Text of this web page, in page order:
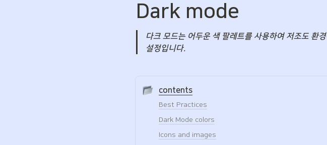
Dark mode
다크 모드는 어두운 색 팔레트를 사용하여 저조도 환
설정입니다.
contents
Best Practices
Dark Mode colors
Icons and images